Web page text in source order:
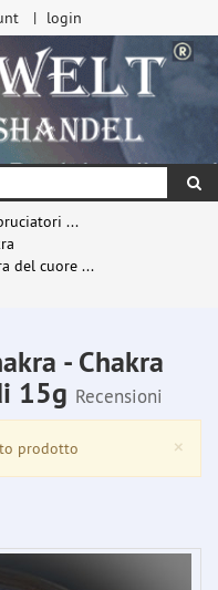
login
...
del cuore ...
- Chakra
15g Recensioni
×
prodotto